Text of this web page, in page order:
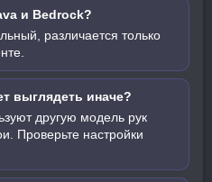
и Bedrock?
различается только
выглядеть иначе?
другую модель рук
Проверьте настройки